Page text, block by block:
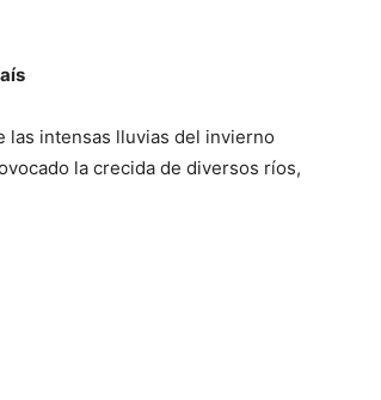
las intensas lluvias del invierno
la crecida de diversos ríos,